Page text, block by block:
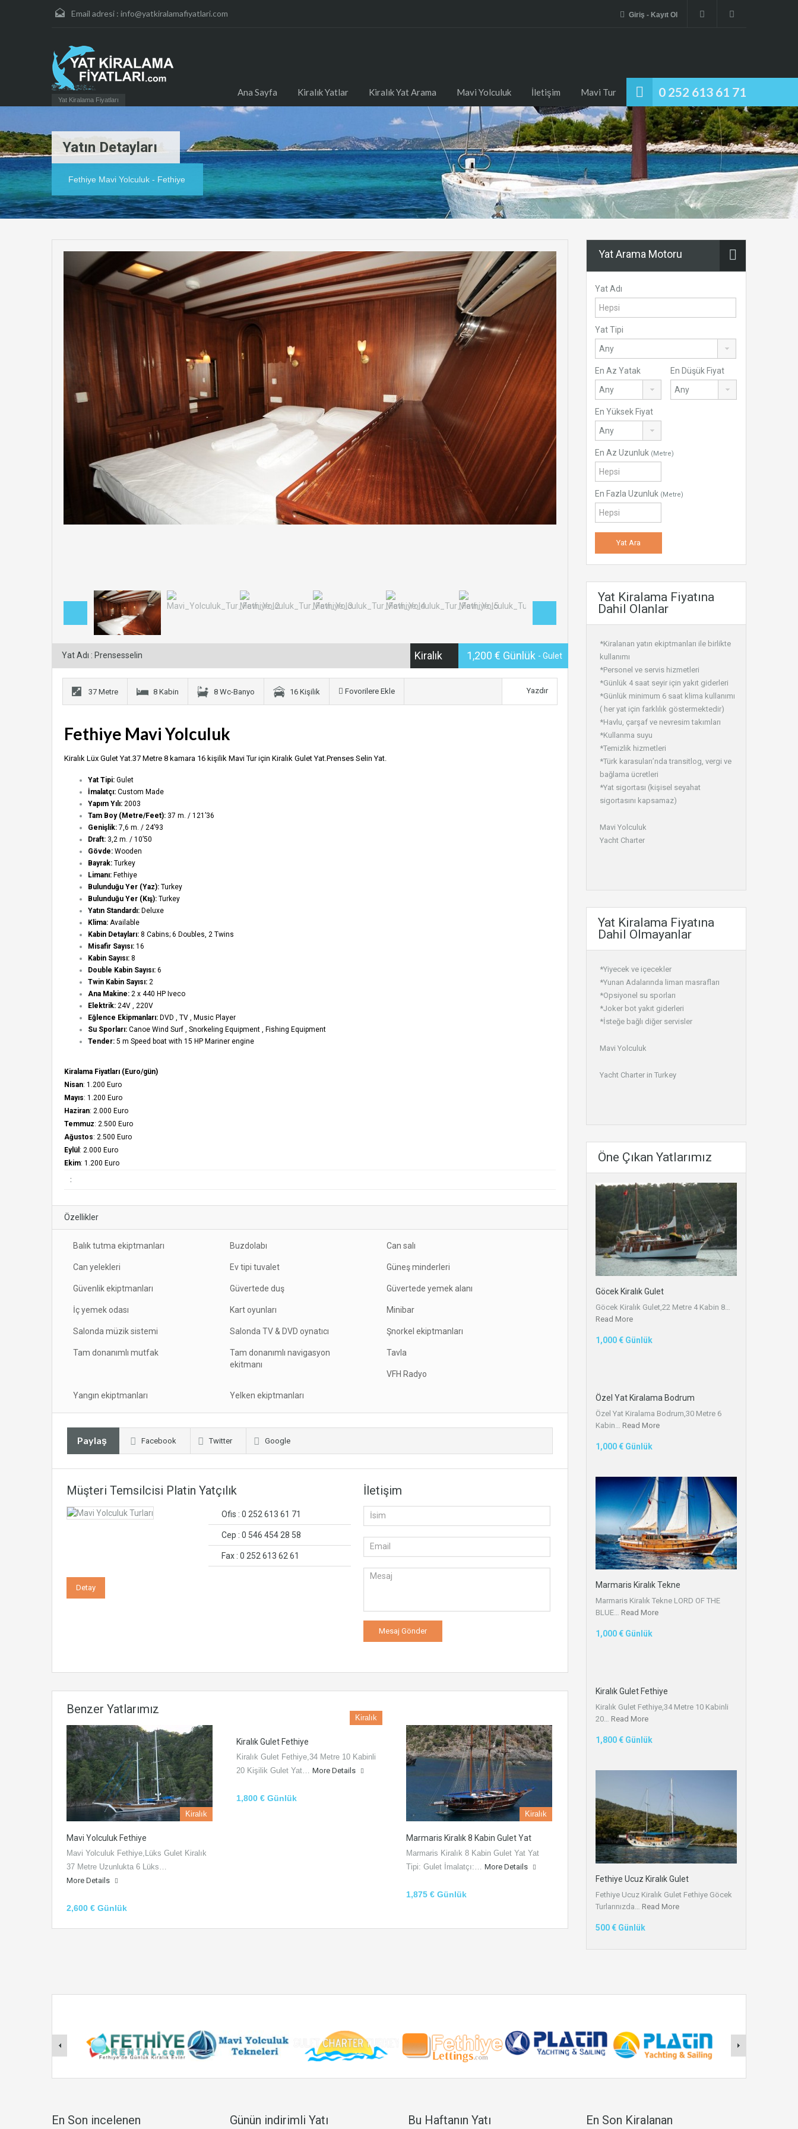
Email adresi : info@yatkiralamafiyatlari.com Giriş - Kayıt Ol
Yat Kiralama Fiyatları
0 252 613 61 71
Ana Sayfa Kiralık Yatlar Kiralık Yat Arama Mavi Yolculuk İletişim Mavi Tur
Yatın Detayları
Fethiye Mavi Yolculuk - Fethiye
Yat Adı : Prensesselin Kiralık 1,200 € Günlük - Gulet
37 Metre 8 Kabin 8 Wc-Banyo 16 Kişilik Fovorilere Ekle Yazdır
Fethiye Mavi Yolculuk
Kiralık Lüx Gulet Yat.37 Metre 8 kamara 16 kişilik Mavi Tur için Kiralık Gulet Yat.Prenses Selin Yat.
Yat Tipi: Gulet
İmalatçı: Custom Made
Yapım Yılı: 2003
Tam Boy (Metre/Feet): 37 m. / 121’36
Genişlik: 7,6 m. / 24’93
Draft: 3,2 m. / 10’50
Gövde: Wooden
Bayrak: Turkey
Limanı: Fethiye
Bulunduğu Yer (Yaz): Turkey
Bulunduğu Yer (Kış): Turkey
Yatın Standardı: Deluxe
Klima: Available
Kabin Detayları: 8 Cabins; 6 Doubles, 2 Twins
Misafir Sayısı: 16
Kabin Sayısı: 8
Double Kabin Sayısı: 6
Twin Kabin Sayısı: 2
Ana Makine: 2 x 440 HP Iveco
Elektrik: 24V , 220V
Eğlence Ekipmanları: DVD , TV , Music Player
Su Sporları: Canoe Wind Surf , Snorkeling Equipment , Fishing Equipment
Tender: 5 m Speed boat with 15 HP Mariner engine
Kiralama Fiyatları (Euro/gün)
Nisan: 1.200 Euro
Mayıs: 1.200 Euro
Haziran: 2.000 Euro
Temmuz: 2.500 Euro
Ağustos: 2.500 Euro
Eylül : 2.000 Euro
Ekim: 1.200 Euro
:
Özellikler
Balık tutma ekiptmanları Buzdolabı Can salı
Can yelekleri Ev tipi tuvalet Güneş minderleri
Güvenlik ekiptmanları Güvertede duş Güvertede yemek alanı
İç yemek odası Kart oyunları Minibar
Salonda müzik sistemi Salonda TV & DVD oynatıcı Şnorkel ekiptmanları
Tam donanımlı mutfak
Tam donanımlı navigasyon
ekitmanı
Tavla
VFH Radyo
Yangın ekiptmanları Yelken ekiptmanları
Paylaş Facebook Twitter Google
Müşteri Temsilcisi Platin Yatçılık
Ofis : 0 252 613 61 71
Cep : 0 546 454 28 58
Fax : 0 252 613 62 61
Detay
İletişim
Benzer Yatlarımız
Kiralık
Mavi Yolculuk Fethiye
Mavi Yolculuk Fethiye,Lüks Gulet Kiralık
37 Metre Uzunlukta 6 Lüks…
More Details
2,600 € Günlük
Kiralık
Kiralık Gulet Fethiye
Kiralık Gulet Fethiye,34 Metre 10 Kabinli
20 Kişilik Gulet Yat… More Details
1,800 € Günlük
Kiralık
Marmaris Kiralık 8 Kabin Gulet Yat
Marmaris Kiralık 8 Kabin Gulet Yat Yat
Tipi: Gulet İmalatçı:… More Details
1,875 € Günlük
Yat Arama Motoru
Yat Adı
Yat Tipi
En Az Yatak En Düşük Fiyat
En Yüksek Fiyat
En Az Uzunluk (Metre)
En Fazla Uzunluk (Metre)
Yat Kiralama Fiyatına
Dahil Olanlar
*Kiralanan yatın ekiptmanları ile birlikte
kullanımı
*Personel ve servis hizmetleri
*Günlük 4 saat seyir için yakıt giderleri
*Günlük minimum 6 saat klima kullanımı
( her yat için farklılık göstermektedir)
*Havlu, çarşaf ve nevresim takımları
*Kullanma suyu
*Temizlik hizmetleri
*Türk karasuları’nda transitlog, vergi ve
bağlama ücretleri
*Yat sigortası (kişisel seyahat
sigortasını kapsamaz)
Mavi Yolculuk
Yacht Charter
Yat Kiralama Fiyatına
Dahil Olmayanlar
*Yiyecek ve içecekler
*Yunan Adalarında liman masrafları
*Opsiyonel su sporları
*Joker bot yakıt giderleri
*İsteğe bağlı diğer servisler
Mavi Yolculuk
Yacht Charter in Turkey
Öne Çıkan Yatlarımız
Göcek Kiralık Gulet
Göcek Kiralık Gulet,22 Metre 4 Kabin 8…
Read More
1,000 € Günlük
Özel Yat Kiralama Bodrum
Özel Yat Kiralama Bodrum,30 Metre 6
Kabin… Read More
1,000 € Günlük
Marmaris Kiralık Tekne
Marmaris Kiralık Tekne LORD OF THE
BLUE… Read More
1,000 € Günlük
Kiralık Gulet Fethiye
Kiralık Gulet Fethiye,34 Metre 10 Kabinli
20… Read More
1,800 € Günlük
Fethiye Ucuz Kiralık Gulet
Fethiye Ucuz Kiralık Gulet Fethiye Göcek
Turlarınızda… Read More
500 € Günlük
En Son incelenen Günün indirimli Yatı Bu Haftanın Yatı En Son Kiralanan